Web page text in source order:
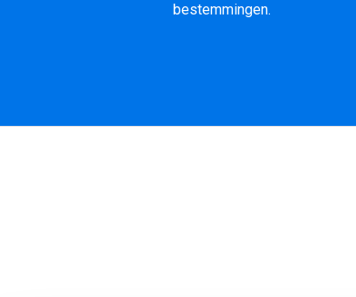
bestemmingen.